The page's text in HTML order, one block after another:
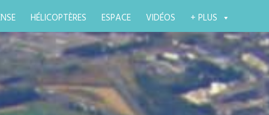
HÉLICOPTÈRES ESPACE VIDÉOS + PLUS